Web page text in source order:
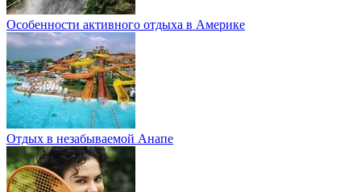
Особенности активного отдыха в Америке
Отдых в незабываемой Анапе